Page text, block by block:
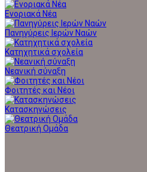
Ενοριακά Νέα
Πανηγύρεις Ιερών Ναών
Κατηχητικά σχολεία
Νεανική σύναξη
Φοιτητές και Νέοι
Κατασκηνώσεις
Θεατρική Ομάδα